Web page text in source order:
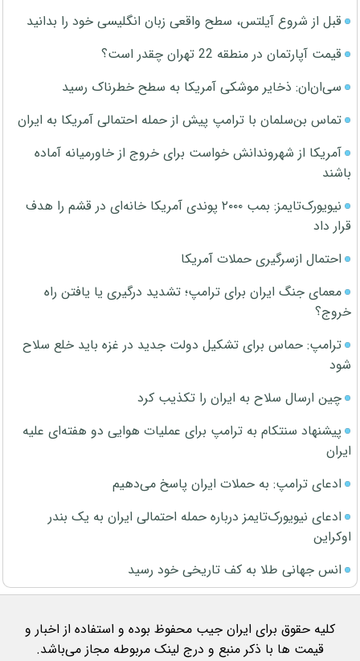
قبل از شروع آیلتس، سطح واقعی زبان انگلیسی خود را بدانید
قیمت آپارتمان در منطقه 22 تهران چقدر است؟
سی‌ان‌ان: ذخایر موشکی آمریکا به سطح خطرناک رسید
تماس بن‌سلمان با ترامپ پیش از حمله احتمالی آمریکا به ایران
آمریکا از شهروندانش خواست برای خروج از خاورمیانه آماده
باشند
نیویورک‌تایمز: بمب ۲۰۰۰ پوندی آمریکا خانه‌ای در قشم را هدف
قرار داد
احتمال ازسرگیری حملات آمریکا
معمای جنگ ایران برای ترامپ؛ تشدید درگیری یا یافتن راه
خروج؟
ترامپ: حماس برای تشکیل دولت جدید در غزه باید خلع سلاح
شود
چین ارسال سلاح به ایران را تکذیب کرد
پیشنهاد سنتکام به ترامپ برای عملیات هوایی دو هفته‌ای علیه
ایران
ادعای ترامپ: به حملات ایران پاسخ می‌دهیم
ادعای نیویورک‌تایمز درباره حمله احتمالی ایران به یک بندر
اوکراین
انس جهانی طلا به کف تاریخی خود رسید
کلیه حقوق برای ایران جیب محفوظ بوده و استفاده از اخبار و
قیمت ها با ذکر منبع و درج لینک مربوطه مجاز می‌باشد.